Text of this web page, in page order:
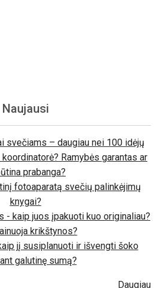
Naujausi
svečiams – daugiau nei 100 idėjų
Ramybės garantas ar
prabanga?
fotoaparatą svečių palinkėjimų
knygai?
- kaip juos įpakuoti kuo originaliau?
krikštynos?
jį susiplanuoti ir išvengti šoko
galutinę sumą?
Daugiau